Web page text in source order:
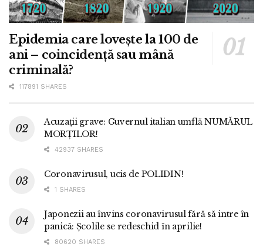
Epidemia care lovește la 100 de
ani – coincidență sau mână
criminală?
117891 SHARES
Acuzații grave: Guvernul italian umflă NUMĂRUL
MORȚILOR!
42937 SHARES
Coronavirusul, ucis de POLIDIN!
1 SHARES
Japonezii au învins coronavirusul fără să intre în
panică: Școlile se redeschid în aprilie!
80620 SHARES